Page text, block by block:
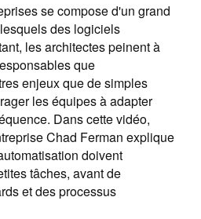
se compose d'un grand
des logiciels
les architectes peinent à
que
enjeux que de simples
les équipes à adapter
Dans cette vidéo,
Chad Ferman explique
doivent
tâches, avant de
et des processus